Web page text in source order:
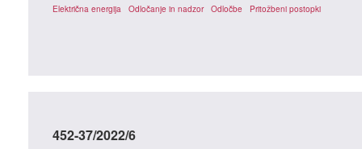
Električna energija Odločanje in nadzor Odločbe Pritožbeni postopki
452-37/2022/6